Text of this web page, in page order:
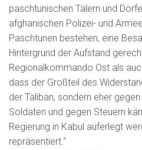
paschtunischen Tälern und
afghanischen Polizei- und
Paschtunen bestehen, eine
Hintergrund der Aufstand
Regionalkommando Ost als
dass der Großteil des
der Taliban, sondern eher
Soldaten und gegen Steuern
Regierung in Kabul auferlegt
repräsentiert.“